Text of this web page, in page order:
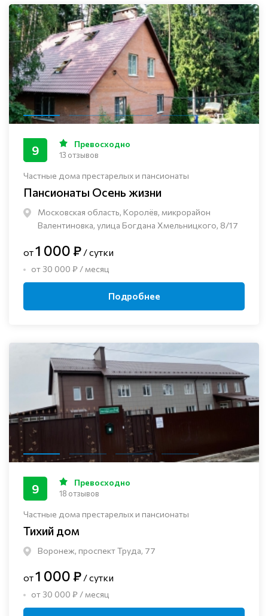
Частные дома престарелых и пансионаты
Пансионаты Осень жизни
Московская область, Королёв, микрорайон
Валентиновка, улица Богдана Хмельницкого, 8/17
9 Превосходно
13 отзывов
от1 000 ₽ / сутки
от 30 000 ₽ / месяц
Подробнее
Частные дома престарелых и пансионаты
Тихий дом
Воронеж, проспект Труда, 77
9 Превосходно
18 отзывов
от1 000 ₽ / сутки
от 30 000 ₽ / месяц